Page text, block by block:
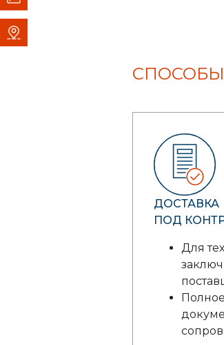
СПОСОБЫ
ДОСТАВКА
ПОД
Для
Полное